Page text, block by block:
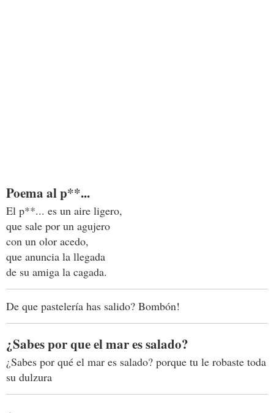
Poema al p**...
El p**... es un aire ligero,
que sale por un agujero
con un olor acedo,
que anuncia la llegada
de su amiga la cagada.
De que pastelería has salido? Bombón!
¿Sabes por que el mar es salado?
¿Sabes por qué el mar es salado? porque tu le robaste toda
su dulzura